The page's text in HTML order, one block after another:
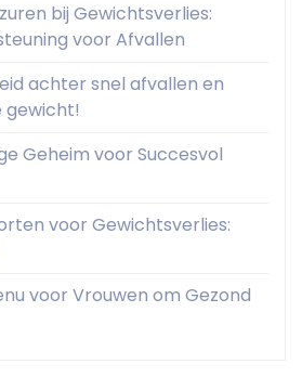
bij Gewichtsverlies:
voor Afvallen
achter snel afvallen en
gewicht!
Geheim voor Succesvol
voor Gewichtsverlies:
voor Vrouwen om Gezond